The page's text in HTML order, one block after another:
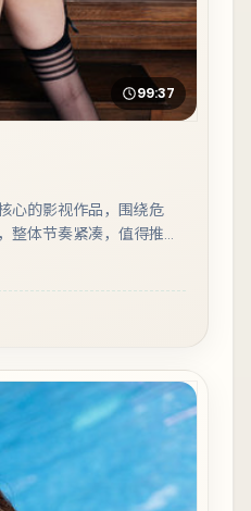
99:37
心的影视作品，围绕危
整体节奏紧凑，值得推荐